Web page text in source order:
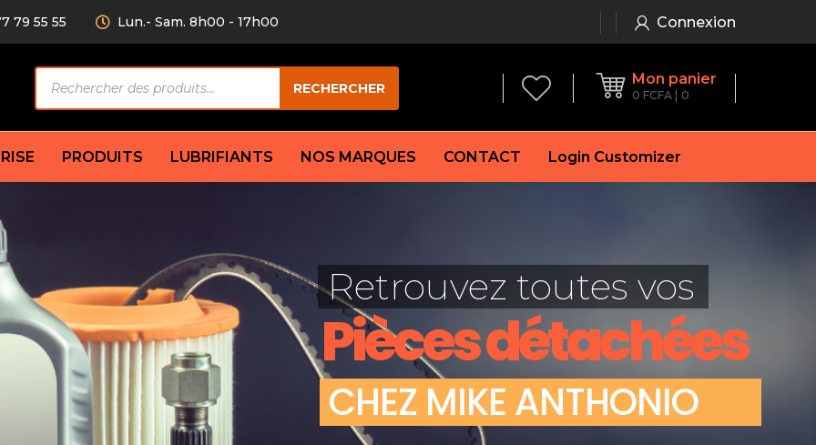
79 55 55 Lun.- Sam. 8h00 - 17h00 Connexion
de
produits
RECHERCHER
Mon panier
0 FCFA 0
AV/AR
amortisseur
Compresseur
Condenseur
Électrovanne
Évaporateur
Mano
Thermostat d’eau
Sonde de température
Garniture
Flexible de frein
Huile de frein
Mâchoires de frein
Jeu de plaquettes de frein
Démarreur
Feu arrière
PRODUITS LUBRIFIANTS NOS MARQUES CONTACT Login Customizer
Pièces détachées
CHEZ MIKEANTHONIO
Retrouvez toutes vos